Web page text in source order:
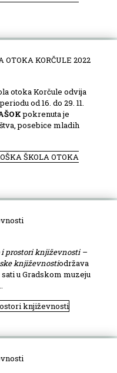
KORČULE 2022
otoka Korčule odvija
od 16. do 29. 11.
pokrenuta je
posebice mladih
ŠKOLA OTOKA
i prostori književnosti –
književnostiodržava
u Gradskom muzeju
književnosti